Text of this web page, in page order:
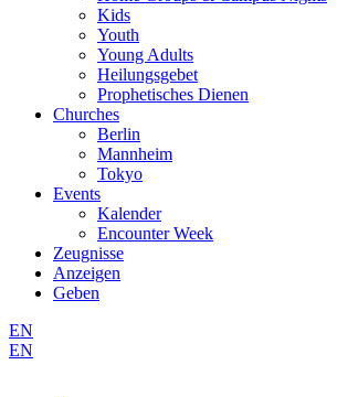
Kids
Youth
Young Adults
Heilungsgebet
Prophetisches Dienen
Churches
Berlin
Mannheim
Tokyo
Events
Kalender
Encounter Week
Zeugnisse
Anzeigen
Geben
EN
EN